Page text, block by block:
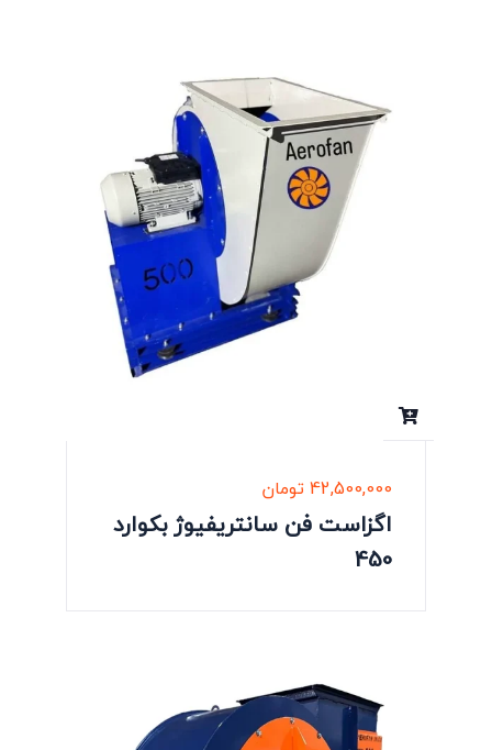
42,500,000تومان
اگزاست فن سانتریفیوژ بکوارد
450